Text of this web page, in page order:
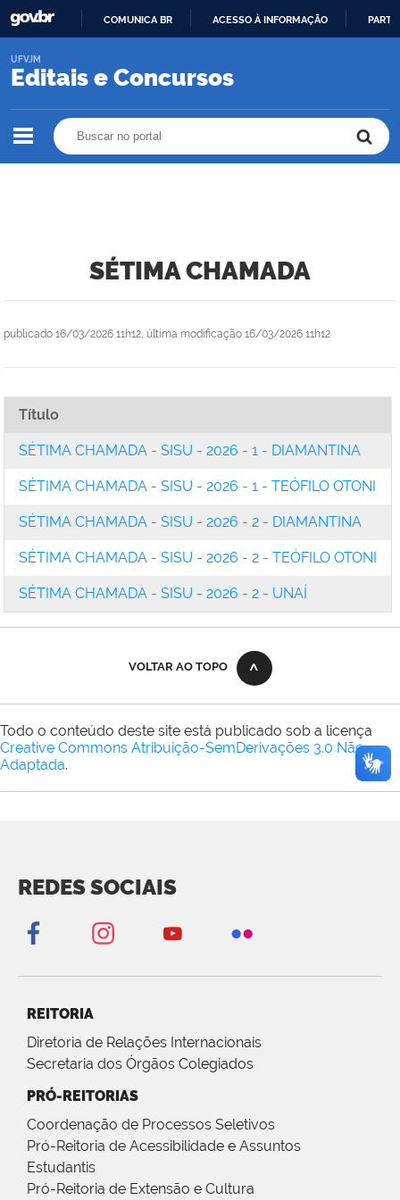
O
COMUNICA BR ACESSO À INFORMAÇÃO
Editais e Concursos
UFVJM
SÉTIMA CHAMADA
publicado 16/03/2026 11h12, última modificação 16/03/2026 11h12
Título
SÉTIMA CHAMADA - SISU - 2026 - 1 - DIAMANTINA
SÉTIMA CHAMADA - SISU - 2026 - 1 - TEÓFILO OTONI
SÉTIMA CHAMADA - SISU - 2026 - 2 - DIAMANTINA
SÉTIMA CHAMADA - SISU - 2026 - 2 - TEÓFILO OTONI
SÉTIMA CHAMADA - SISU - 2026 - 2 - UNAÍ
VOLTAR AO TOPO
Todo o conteúdo deste site está publicado sob a licença
Creative Commons Atribuição-SemDerivações 3.0 Não
Adaptada.
REDES SOCIAIS
REITORIA
Diretoria de Relações Internacionais
Secretaria dos Órgãos Colegiados
PRÓ-REITORIAS
Coordenação de Processos Seletivos
Pró-Reitoria de Acessibilidade e Assuntos
Estudantis
Pró-Reitoria de Extensão e Cultura